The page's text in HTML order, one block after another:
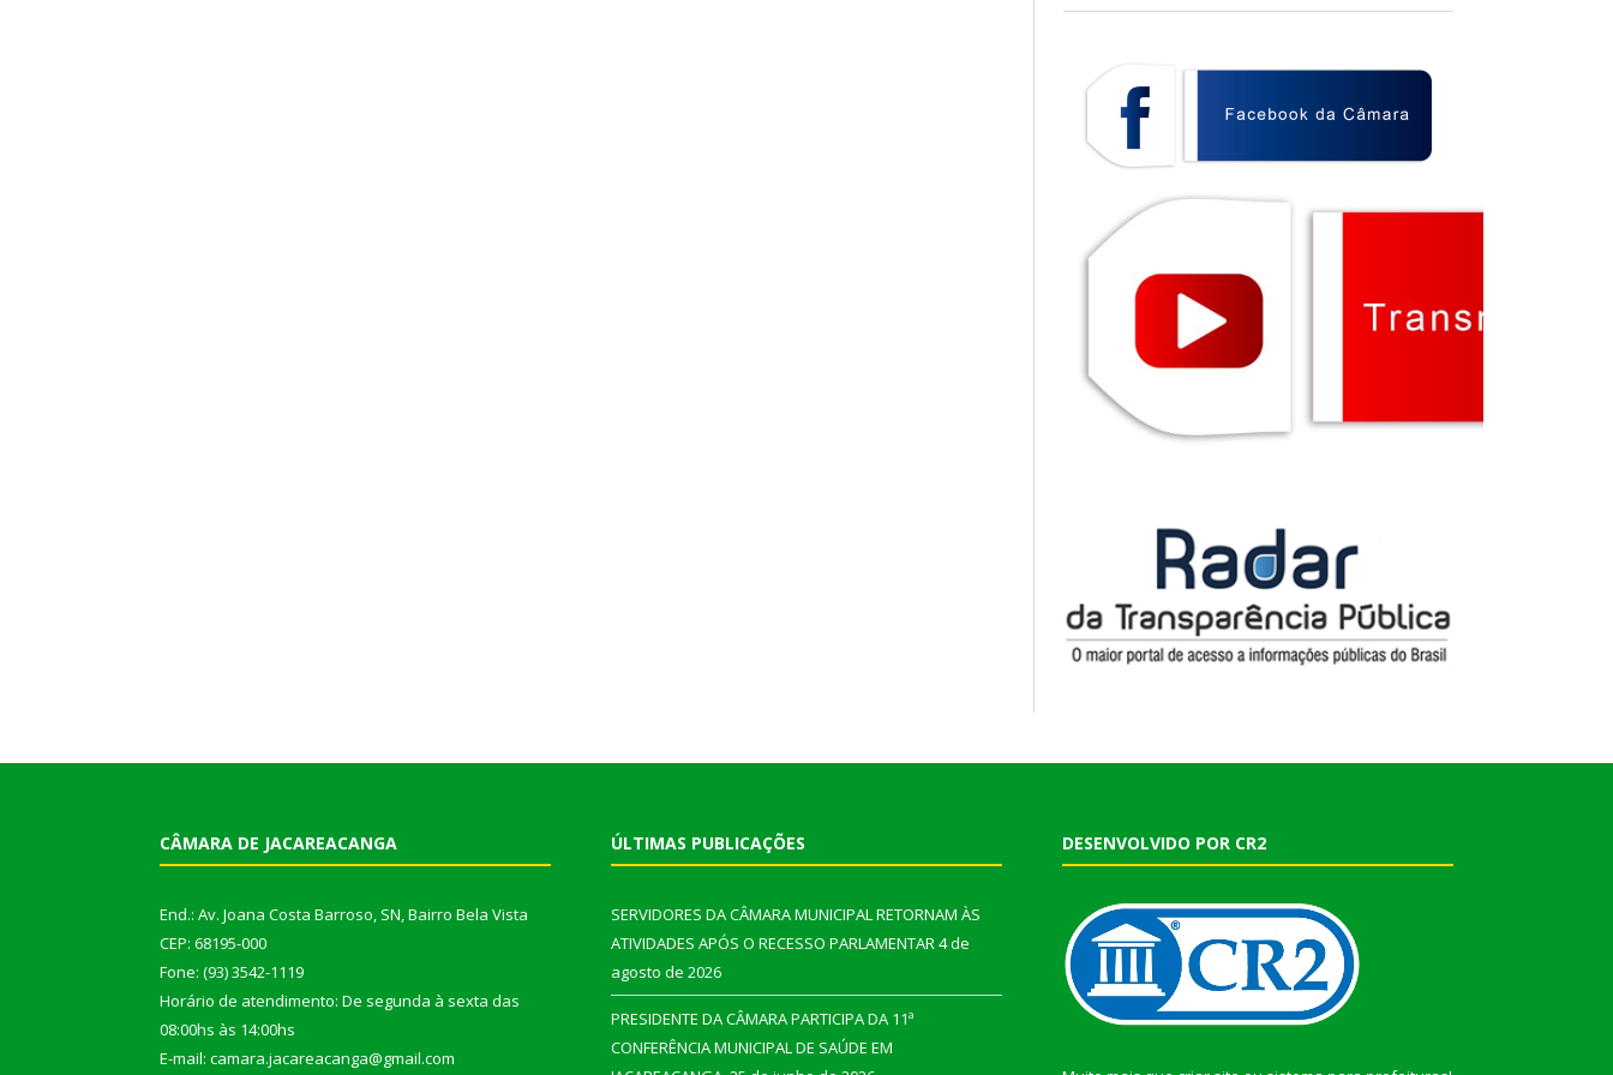
CÂMARA DE JACAREACANGA
End.: Av. Joana Costa Barroso, SN, Bairro Bela Vista
CEP: 68195-000
Fone: (93) 3542-1119
Horário de atendimento: De segunda à sexta das
08:00hs às 14:00hs
E-mail: camara.jacareacanga@gmail.com
ÚLTIMAS PUBLICAÇÕES
SERVIDORES DA CÂMARA MUNICIPAL RETORNAM ÀS
ATIVIDADES APÓS O RECESSO PARLAMENTAR4 de
agosto de 2026
PRESIDENTE DA CÂMARA PARTICIPA DA 11ª
CONFERÊNCIA MUNICIPAL DE SAÚDE EM
DESENVOLVIDO POR CR2